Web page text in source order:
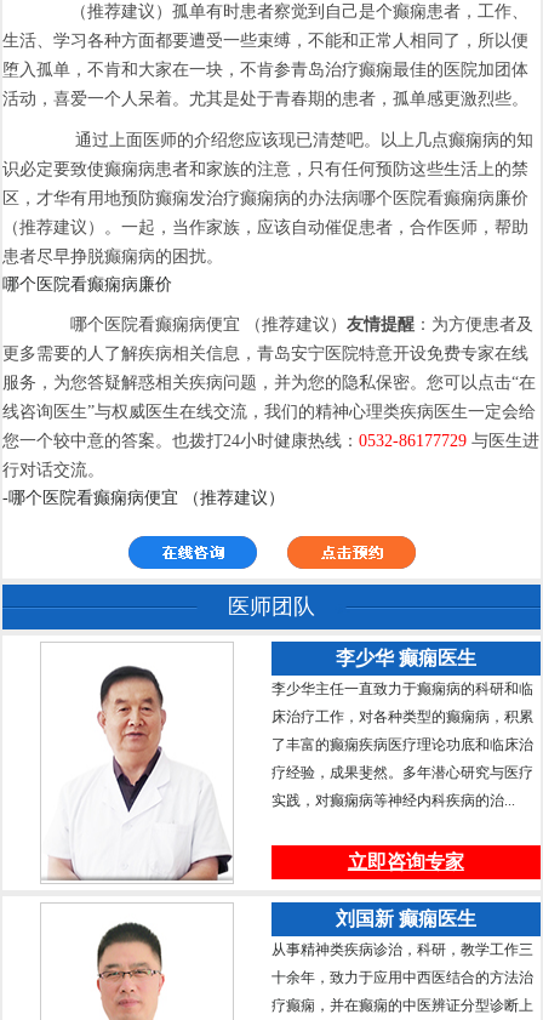
（推荐建议）孤单有时患者察觉到自己是个癫痫患者，工作、
生活、学习各种方面都要遭受一些束缚，不能和正常人相同了，所以便
堕入孤单，不肯和大家在一块，不肯参青岛治疗癫痫最佳的医院加团体
活动，喜爱一个人呆着。尤其是处于青春期的患者，孤单感更激烈些。
通过上面医师的介绍您应该现已清楚吧。以上几点癫痫病的知
识必定要致使癫痫病患者和家族的注意，只有任何预防这些生活上的禁
区，才华有用地预防癫痫发治疗癫痫病的办法病哪个医院看癫痫病廉价
（推荐建议）。一起，当作家族，应该自动催促患者，合作医师，帮助
患者尽早挣脱癫痫病的困扰。
哪个医院看癫痫病廉价
哪个医院看癫痫病便宜 （推荐建议）友情提醒 ：为方便患者及
更多需要的人了解疾病相关信息，青岛安宁医院特意开设免费专家在线
服务，为您答疑解惑相关疾病问题，并为您的隐私保密。您可以点击“在
线咨询医生”与权威医生在线交流，我们的精神心理类疾病医生一定会给
您一个较中意的答案。也拨打24小时健康热线：0532-86177729 与医生进
行对话交流。
-哪个医院看癫痫病便宜 （推荐建议）
医师团队
李少华 癫痫医生
李少华主任一直致力于癫痫病的科研和临
床治疗工作，对各种类型的癫痫病，积累
了丰富的癫痫疾病医疗理论功底和临床治
疗经验，成果斐然。多年潜心研究与医疗
实践，对癫痫病等神经内科疾病的治...
立即咨询专家
刘国新 癫痫医生
从事精神类疾病诊治，科研，教学工作三
十余年，致力于应用中西医结合的方法治
疗癫痫，并在癫痫的中医辨证分型诊断上